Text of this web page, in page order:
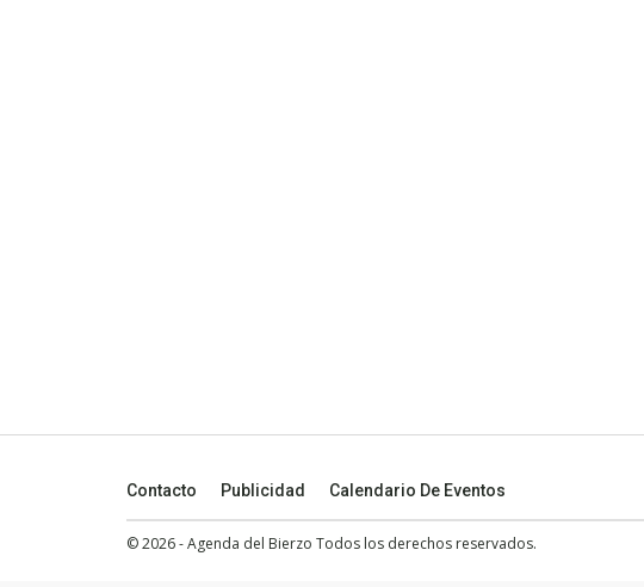
Contacto Publicidad Calendario De Eventos
© 2026 - Agenda del Bierzo Todos los derechos reservados.